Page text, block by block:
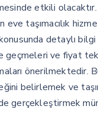
etkili
eve taşımacılık
detaylı bilgi
geçmeleri ve fiyat
önerilmektedir.
belirlemek ve
gerçekleştirmek